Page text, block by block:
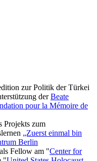
zur Politik der Türkei
derBeate
pour la Mémoire de
Projekts zum
„Zuerst einmal bin
Berlin
Fellow am "Center for